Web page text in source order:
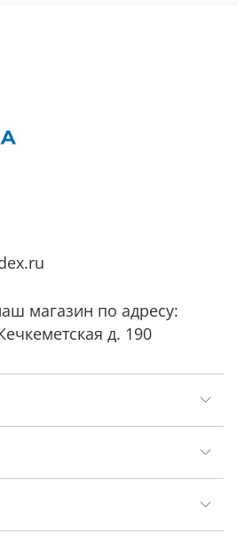
магазин по адресу:
д. 190